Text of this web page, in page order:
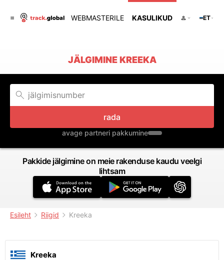
WEBMASTERILE KASULIKUD ET
JÄLGIMINE KREEKA
rada
avage partneri pakkumine
Pakkide jälgimine on meie rakenduse kaudu veelgi
lihtsam
Esileht Riigid Kreeka
Kreeka